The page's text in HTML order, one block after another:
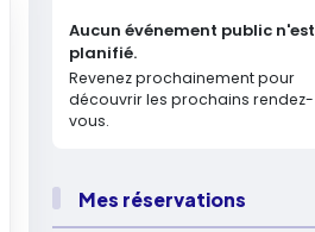
Aucun événement public n'est
planifié.
Revenez prochainement pour
découvrir les prochains rendez-
vous.
Mes réservations